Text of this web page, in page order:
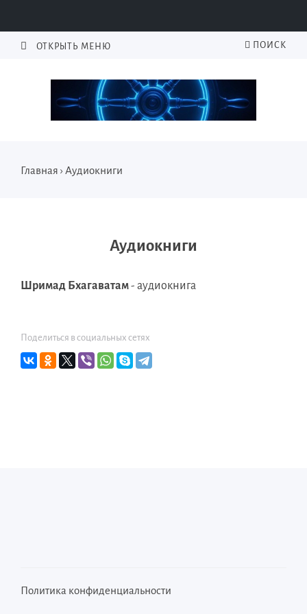
ОТКРЫТЬ МЕНЮ ПОИСК
Главная › Аудиокниги
Аудиокниги
Шримад Бхагаватам- аудиокнига
Поделиться в социальных сетях
Политика конфиденциальности